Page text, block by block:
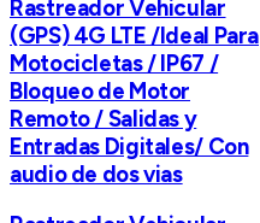
Rastreador Vehicular
(GPS) 4G LTE /Ideal Para
Motocicletas / IP67 /
Bloqueo de Motor
Remoto / Salidas y
Entradas Digitales/ Con
audio de dos vias